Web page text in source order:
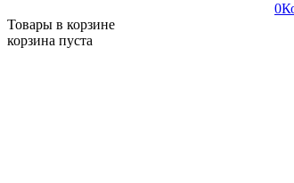
0
Товары в корзине
корзина пуста